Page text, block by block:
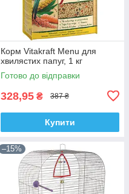
Корм Vitakraft Menu для
хвилястих папуг, 1 кг
Готово до відправки
328,95 ₴ 387 ₴
Купити
–15%